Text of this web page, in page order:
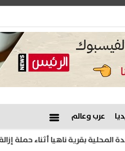
عرب وعالم
ناهيا أثناء حملة إزالة تعديات